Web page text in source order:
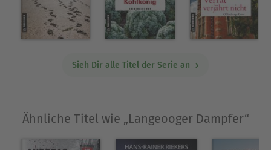
Sieh Dir alle Titel der Serie an
Ähnliche Titel wie „Langeooger Dampfer“